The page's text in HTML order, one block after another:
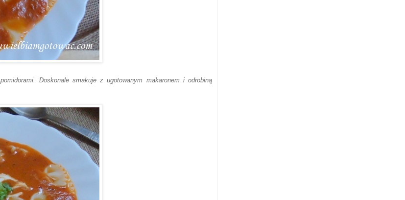
pomidorami. Doskonale smakuje z ugotowanym makaronem i odrobiną